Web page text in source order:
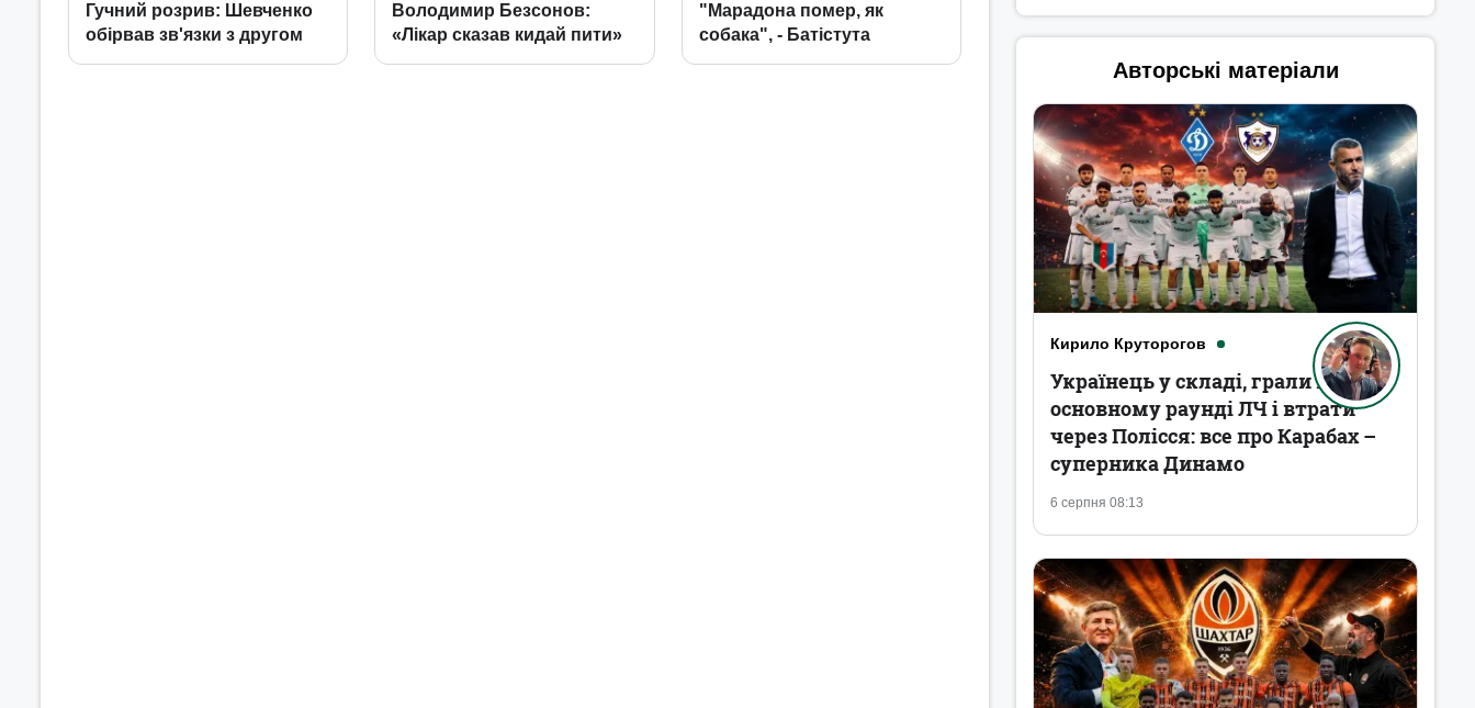
Авторські матеріали
Кирило Круторогов
6 серпня 08:13
Українець у складі, грали в
основному раунді ЛЧ і втрати
через Полісся: все про Карабах –
суперника Динамо